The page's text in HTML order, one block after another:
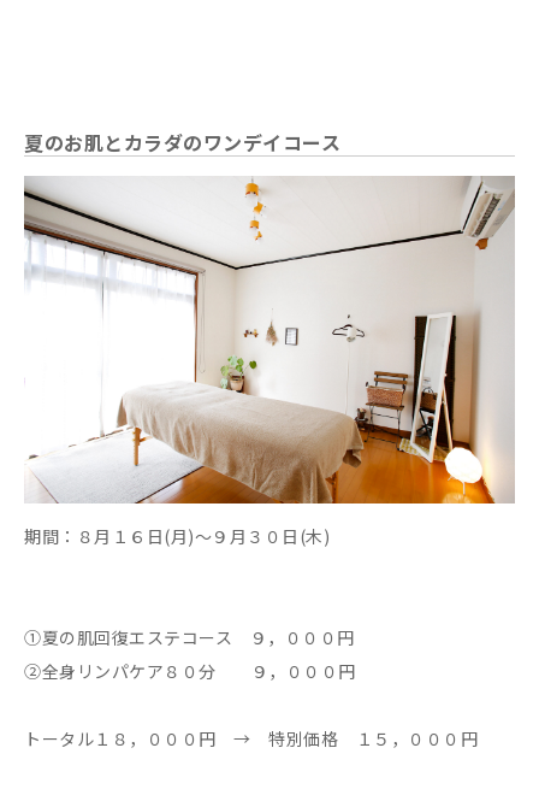
夏のお肌とカラダのワンデイコース
期間：８月１６日(月)～９月３０日(木)
①夏の肌回復エステコース ９，０００円
②全身リンパケア８０分 ９，０００円
トータル１８，０００円 → 特別価格 １５，０００円